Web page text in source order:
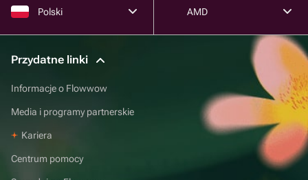
Polski AMD
Przydatne linki
Informacje o Flowwow
Media i programy partnerskie
Kariera
Centrum pomocy